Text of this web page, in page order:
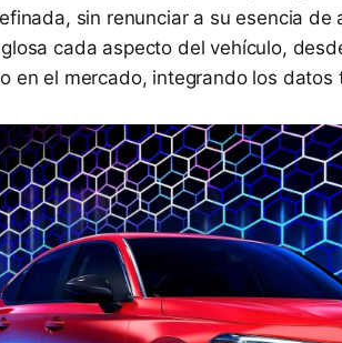
sin renunciar a su esencia de
cada aspecto del vehículo,
en el mercado, integrando los